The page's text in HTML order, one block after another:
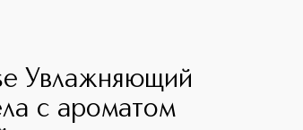
Увлажняющий
с ароматом